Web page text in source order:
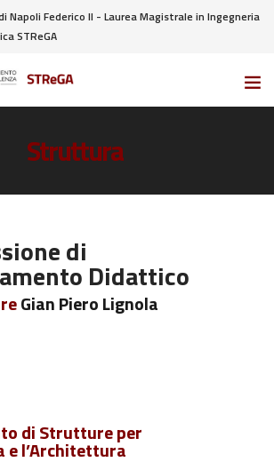
Napoli Federico II - Laurea Magistrale in Ingegneria
STReGA
Struttura
di
Didattico
Gian Piero Lignola
di Strutture per
e l’Architettura